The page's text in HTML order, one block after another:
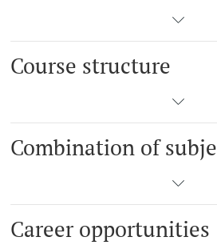
Lernräume
Course structure
Combination of
Career opportunities